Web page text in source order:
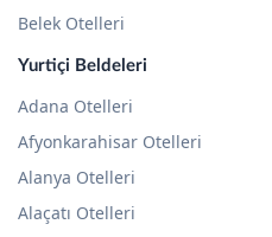
Belek Otelleri
Yurtiçi Beldeleri
Adana Otelleri
Afyonkarahisar Otelleri
Alanya Otelleri
Alaçatı Otelleri